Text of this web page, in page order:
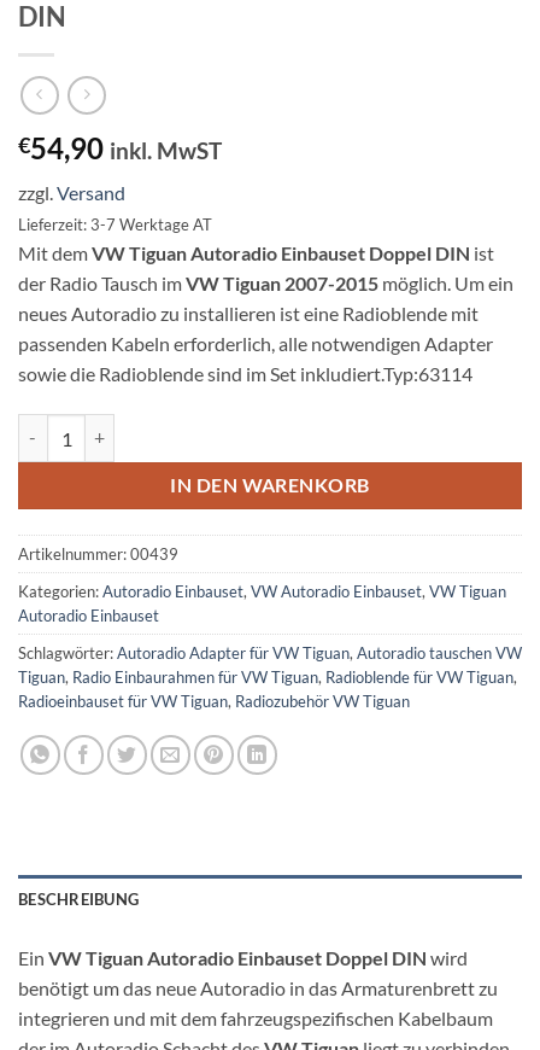
DIN
€54,90 inkl. MwST
zzgl.Versand
Lieferzeit: 3-7 Werktage AT
Mit demVW Tiguan Autoradio Einbauset Doppel DIN ist
der Radio Tausch imVW Tiguan 2007-2015 möglich. Um ein
neues Autoradio zu installieren ist eine Radioblende mit
passenden Kabeln erforderlich, alle notwendigen Adapter
sowie die Radioblende sind im Set inkludiert.Typ:63114
IN DEN WARENKORB
Artikelnummer:00439
Kategorien:Autoradio Einbauset, VW Autoradio Einbauset, VW Tiguan
Autoradio Einbauset
Schlagwörter:Autoradio Adapter für VW Tiguan, Autoradio tauschen VW
Tiguan, Radio Einbaurahmen für VW Tiguan, Radioblende für VW Tiguan,
Radioeinbauset für VW Tiguan, Radiozubehör VW Tiguan
BESCHREIBUNG
Ein VW Tiguan Autoradio Einbauset Doppel DIN wird
benötigt um das neue Autoradio in das Armaturenbrett zu
integrieren und mit dem fahrzeugspezifischen Kabelbaum